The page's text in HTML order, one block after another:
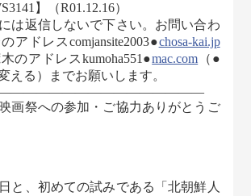
】（R01.12.16）
は返信しないで下さい。お問い合わ
アドレスcomjansite2003●chosa-kai.jp
のアドレスkumoha551●mac.com （●
える）までお願いします。
画祭への参加・ご協力ありがとうご
と、初めての試みである「北朝鮮人